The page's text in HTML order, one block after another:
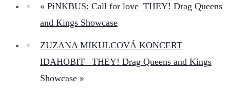
« PiNKBUS: Call for love_THEY! Drag Queens
and Kings Showcase
ZUZANA MIKULCOVÁ KONCERT
IDAHOBIT _THEY! Drag Queens and Kings
Showcase »